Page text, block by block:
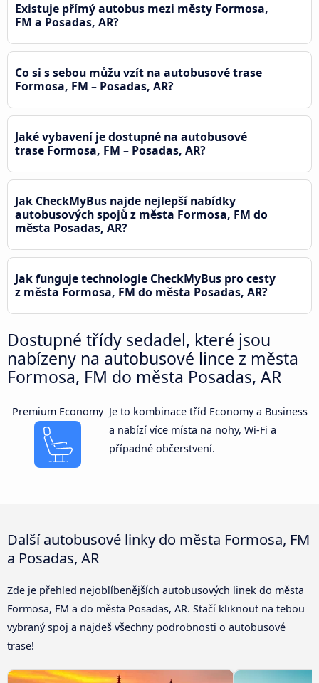
Existuje přímý autobus mezi městy Formosa,
FM a Posadas, AR?
Co si s sebou můžu vzít na autobusové trase
Formosa, FM – Posadas, AR?
Jaké vybavení je dostupné na autobusové
trase Formosa, FM – Posadas, AR?
Jak CheckMyBus najde nejlepší nabídky
autobusových spojů z města Formosa, FM do
města Posadas, AR?
Jak funguje technologie CheckMyBus pro cesty
z města Formosa, FM do města Posadas, AR?
Dostupné třídy sedadel, které jsou
nabízeny na autobusové lince z města
Formosa, FM do města Posadas, AR
Premium Economy Je to kombinace tříd Economy a Business
a nabízí více místa na nohy, Wi-Fi a
případné občerstvení.
Další autobusové linky do města Formosa, FM
a Posadas, AR
Zde je přehled nejoblíbenějších autobusových linek do města
Formosa, FM a do města Posadas, AR. Stačí kliknout na tebou
vybraný spoj a najdeš všechny podrobnosti o autobusové
trase!